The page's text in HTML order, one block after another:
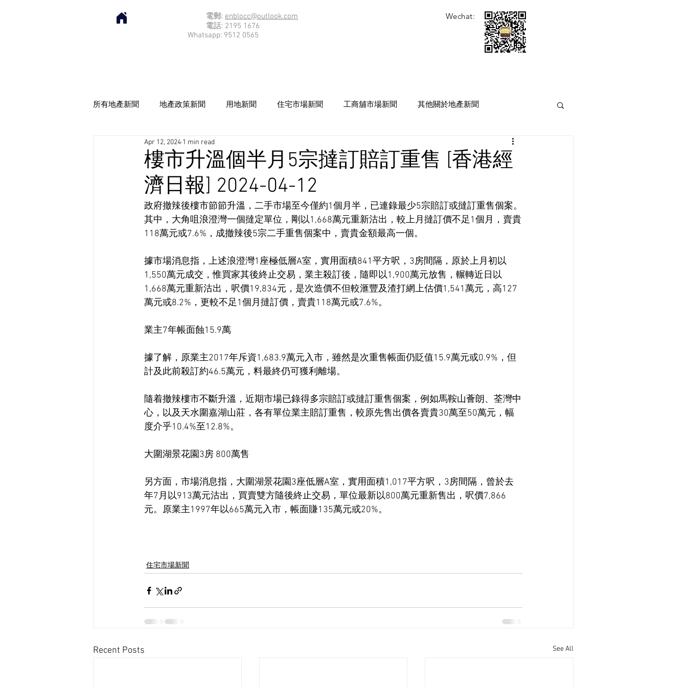
電郵: enblocc@outlook.com
電話: 2195 1676
Whatsapp: 9512 0565
Wechat:
所有地產新聞 地產政策新聞 用地新聞 住宅市場新聞 工商舖市場新聞 其他關於地產新聞
樓市升溫個半月5宗撻訂賠訂重售 [香港經
濟日報] 2024-04-12
Apr 12, 2024 1 min read
政府撤辣後樓市節節升溫，二手市場至今僅約1個月半，已連錄最少5宗賠訂或撻訂重售個案。
其中，大角咀浪澄灣一個撻定單位，剛以1,668萬元重新沽出，較上月撻訂價不足1個月，賣貴
118萬元或7.6%，成撤辣後5宗二手重售個案中，賣貴金額最高一個。
據市場消息指，上述浪澄灣1座極低層A室，實用面積841平方呎，3房間隔，原於上月初以
1,550萬元成交，惟買家其後終止交易，業主殺訂後，隨即以1,900萬元放售，輾轉近日以
1,668萬元重新沽出，呎價19,834元，是次造價不但較滙豐及渣打網上估價1,541萬元，高127
萬元或8.2%，更較不足1個月撻訂價，賣貴118萬元或7.6%。
業主7年帳面蝕15.9萬
據了解，原業主2017年斥資1,683.9萬元入市，雖然是次重售帳面仍貶值15.9萬元或0.9%，但
計及此前殺訂約46.5萬元，料最終仍可獲利離場。
隨着撤辣樓市不斷升溫，近期市場已錄得多宗賠訂或撻訂重售個案，例如馬鞍山薈朗、荃灣中
心，以及天水圍嘉湖山莊，各有單位業主賠訂重售，較原先售出價各賣貴30萬至50萬元，幅
度介乎10.4%至12.8%。
大圍湖景花園3房 800萬售
另方面，市場消息指，大圍湖景花園3座低層A室，實用面積1,017平方呎，3房間隔，曾於去
年7月以913萬元沽出，買賣雙方隨後終止交易，單位最新以800萬元重新售出，呎價7,866
元。原業主1997年以665萬元入市，帳面賺135萬元或20%。
住宅市場新聞
Recent Posts See All